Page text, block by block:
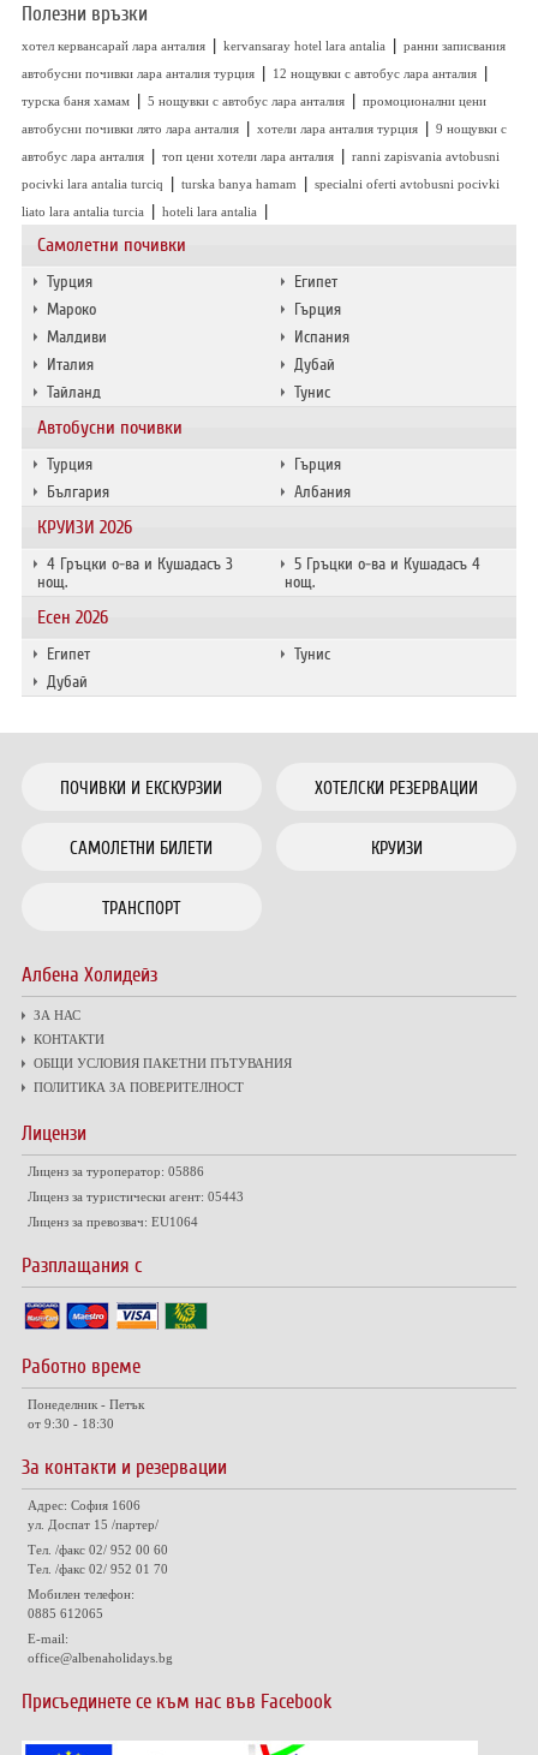
Самолетни почивки
Турция
Египет
Мароко
Гърция
Малдиви
Испания
Италия
Дубай
Тайланд
Тунис
Автобусни почивки
Турция
Гърция
България
Албания
КРУИЗИ 2026
4 Гръцки о-ва и Кушадасъ 3
нощ.
5 Гръцки о-ва и Кушадасъ 4
нощ.
Есен 2026
Египет
Тунис
Дубай
Полезни връзки
хотел кервансарай лара анталия | kervansaray hotel lara antalia | ранни записвания
автобусни почивки лара анталия турция | 12 нощувки с автобус лара анталия |
турска баня хамам | 5 нощувки с автобус лара анталия | промоционални цени
автобусни почивки лято лара анталия | хотели лара анталия турция | 9 нощувки с
автобус лара анталия | топ цени хотели лара анталия | ranni zapisvania avtobusni
pocivki lara antalia turciq
| turska banya hamam | specialni oferti avtobusni pocivki
liato lara antalia turcia
| hoteli lara antalia |
ПОЧИВКИ И ЕКСКУРЗИИ ХОТЕЛСКИ РЕЗЕРВАЦИИ
САМОЛЕТНИ БИЛЕТИ КРУИЗИ
ТРАНСПОРТ
Албена Холидейз
ЗА НАС
КОНТАКТИ
ОБЩИ УСЛОВИЯ ПАКЕТНИ ПЪТУВАНИЯ
ПОЛИТИКА ЗА ПОВЕРИТЕЛНОСТ
Лицензи
Лиценз за туроператор: 05886
Лиценз за туристически агент: 05443
Лиценз за превозвач: EU1064
Разплащания с
Работно време
Понеделник - Петък
от 9:30 - 18:30
За контакти и резервации
Адрес: София 1606
ул. Доспат 15 /партер/
Тел. /факс 02/ 952 00 60
Тел. /факс 02/ 952 01 70
Мобилен телефон:
0885 612065
E-mail:
office@albenaholidays.bg
Присъединете се към нас във Facebook